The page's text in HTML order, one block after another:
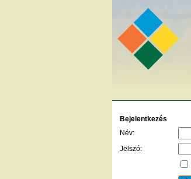
Bejelentkezés
Név:
Jelszó: